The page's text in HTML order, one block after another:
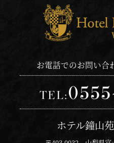
お電話でのお問い合
TEL:
ホテル鐘山